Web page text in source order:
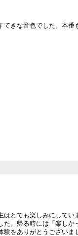
きな音色でした。本番
とても楽しみにして
。帰る時には「楽し
をありがとうございま